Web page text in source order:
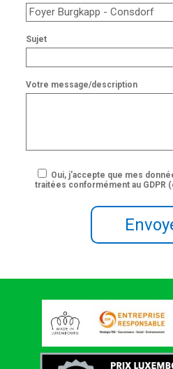
Sujet
Votre message/description
Oui, j'accepte que mes
traitées conformément au GDPR